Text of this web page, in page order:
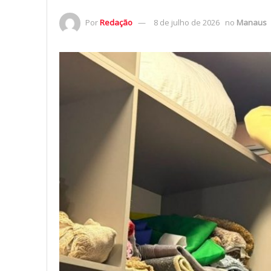
PorRedação 8 de julho de 2026 no Manaus